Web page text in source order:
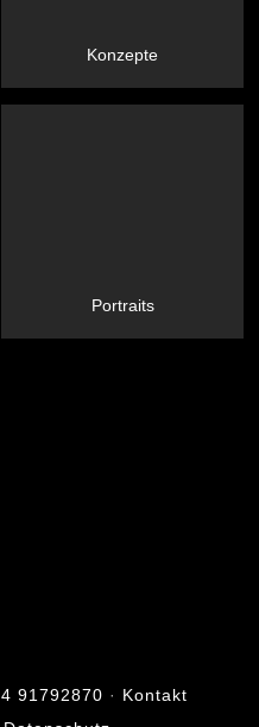
Konzepte
Portraits
91792870 · Kontakt